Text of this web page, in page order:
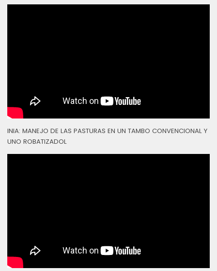
INIA: MANEJO DE LAS PASTURAS EN UN TAMBO CONVENCIONAL Y
UNO ROBATIZADOL